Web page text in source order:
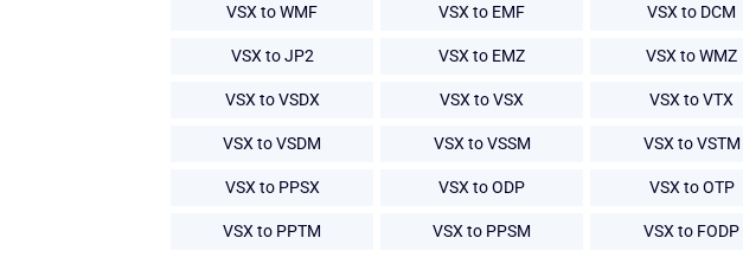
VSX to WMF VSX to EMF VSX to DCM
VSX to JP2 VSX to EMZ VSX to WMZ
VSX to VSDX VSX to VSX VSX to VTX
VSX to VSDM VSX to VSSM VSX to VSTM
VSX to PPSX VSX to ODP VSX to OTP
VSX to PPTM VSX to PPSM VSX to FODP